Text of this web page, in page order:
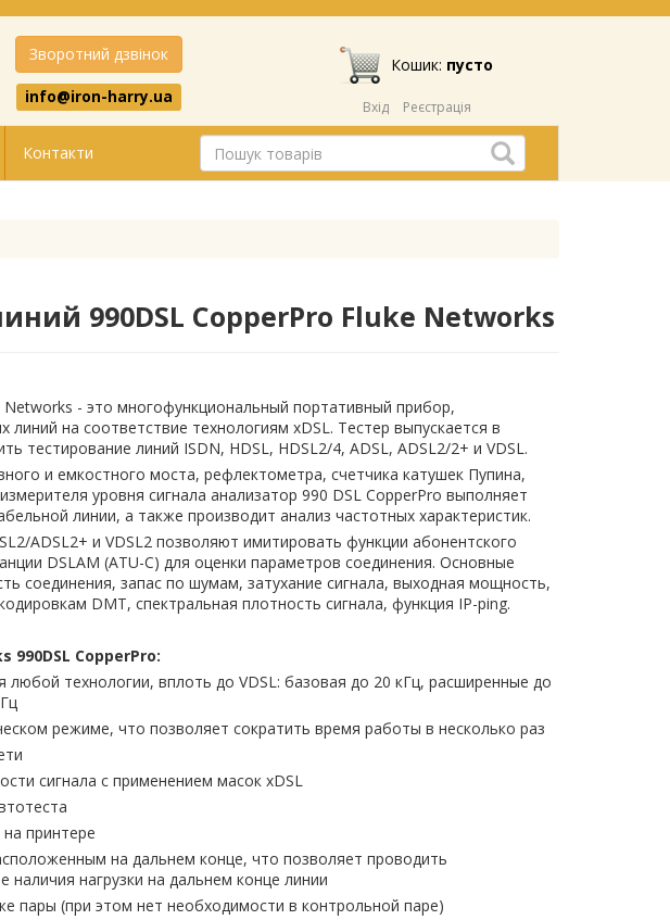
Зворотний дзвінок
info@iron-harry.ua
Кошик: пусто
Вхід Реєстрація
Контакти
990DSL CopperPro Fluke Networks
Networks - это многофункциональный портативный прибор,
на соответствие технологиям xDSL. Тестер выпускается в
тестирование линий ISDN, HDSL, HDSL2/4, ADSL, ADSL2/2+ и VDSL.
и емкостного моста, рефлектометра, счетчика катушек Пупина,
уровня сигнала анализатор 990 DSL CopperPro выполняет
линии, а также производит анализ частотных характеристик.
ADSL2+ и VDSL2 позволяют имитировать функции абонентского
DSLAM (ATU-C) для оценки параметров соединения. Основные
соединения, запас по шумам, затухание сигнала, выходная мощность,
DMT, спектральная плотность сигнала, функция IP-ping.
CopperPro:
любой технологии, вплоть до VDSL: базовая до 20 кГц, расширенные до
режиме, что позволяет сократить время работы в несколько раз
сигнала с применением масок xDSL
принтере
на дальнем конце, что позволяет проводить
нагрузки на дальнем конце линии
пары (при этом нет необходимости в контрольной паре)